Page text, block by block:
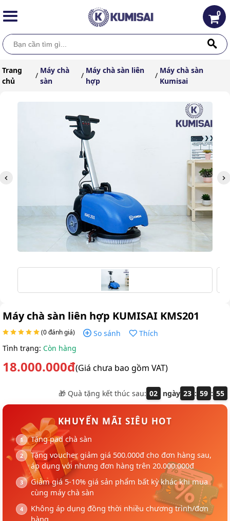
0
Trang
chủ
/
Máy chà
sàn
/
Máy chà sàn liên
hợp
/
Máy chà sàn
Kumisai
Máy chà sàn liên hợp KUMISAI KMS201
(0 đánh giá) So sánh
Thích
Tình trạng: Còn hàng
18.000.000đ(Giá chưa bao gồm VAT)
🎁 Quà tặng kết thúc sau: 02 ngày 23 : 59 : 54
KHUYẾN MÃI SIÊU HOT
Tặng pad chà sàn
Tặng voucher giảm giá 500.000đ cho đơn hàng sau,
áp dụng với nhưng đơn hàng trên 20.000.000đ
Giảm giá 5-10% giá sản phẩm bất kỳ khác khi mua
cùng máy chà sàn
Không áp dụng đồng thời nhiều chương trình/đơn
hàng